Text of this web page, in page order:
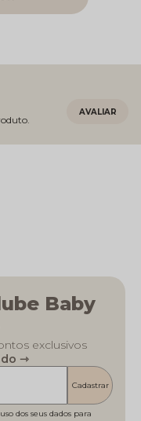
Baby
exclusivos
⇾
Cadastrar
dos seus dados para